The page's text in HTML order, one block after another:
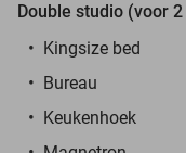
Double studio (voor
Kingsize bed
Bureau
Keukenhoek